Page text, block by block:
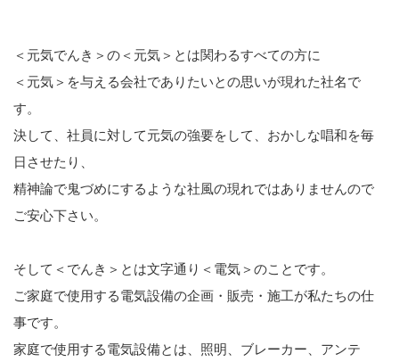
＜元気でんき＞の＜元気＞とは関わるすべての方に
＜元気＞を与える会社でありたいとの思いが現れた社名で
す。
決して、社員に対して元気の強要をして、おかしな唱和を毎
日させたり、
精神論で鬼づめにするような社風の現れではありませんので
ご安心下さい。
そして＜でんき＞とは文字通り＜電気＞のことです。
ご家庭で使用する電気設備の企画・販売・施工が私たちの仕
事です。
家庭で使用する電気設備とは、照明、ブレーカー、アンテ